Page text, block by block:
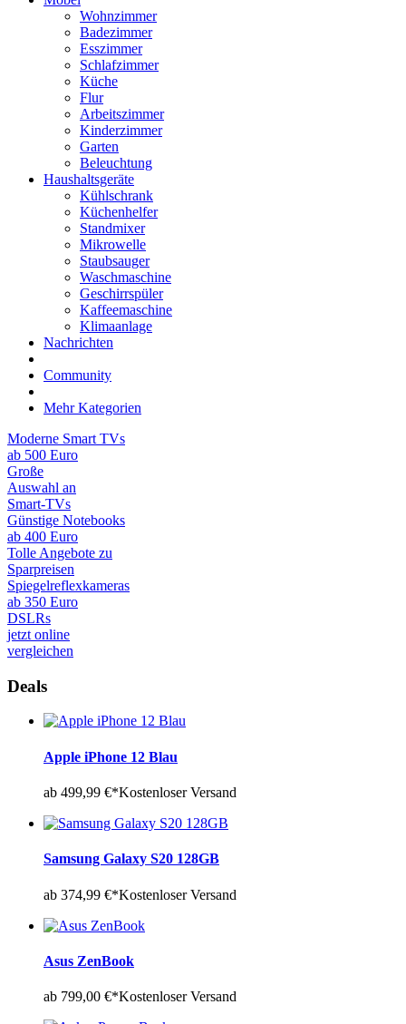
Wohnzimmer
Badezimmer
Esszimmer
Schlafzimmer
Küche
Flur
Arbeitszimmer
Kinderzimmer
Garten
Beleuchtung
Haushaltsgeräte
Kühlschrank
Küchenhelfer
Standmixer
Mikrowelle
Staubsauger
Waschmaschine
Geschirrspüler
Kaffeemaschine
Klimaanlage
Nachrichten
Community
Mehr Kategorien
Moderne Smart TVs
ab 500 Euro
Große
Auswahl an
Smart-TVs
Günstige Notebooks
ab 400 Euro
Tolle Angebote zu
Sparpreisen
Spiegelreflexkameras
ab 350 Euro
DSLRs
jetzt online
vergleichen
Deals
Apple iPhone 12 Blau
ab 499,99 €*Kostenloser Versand
Samsung Galaxy S20 128GB
ab 374,99 €*Kostenloser Versand
Asus ZenBook
ab 799,00 €*Kostenloser Versand